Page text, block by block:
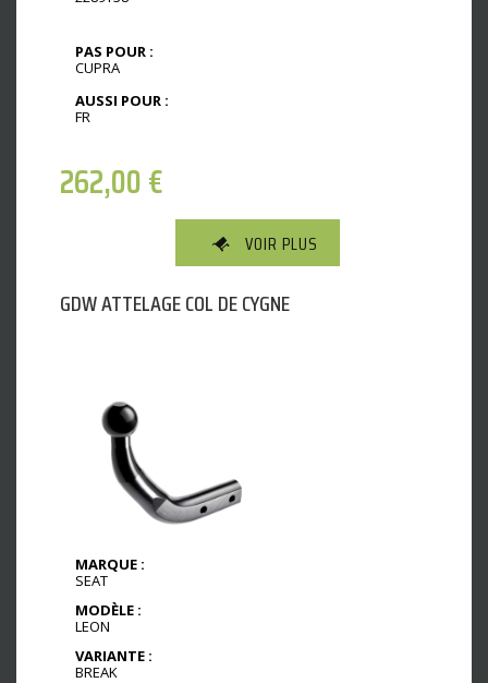
PAS POUR :
CUPRA
AUSSI POUR :
FR
262,00€
VOIR PLUS
GDW ATTELAGE COL DE CYGNE
MARQUE :
SEAT
MODÈLE :
LEON
VARIANTE :
BREAK